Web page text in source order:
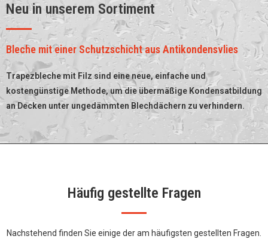
Neu in unserem Sortiment
Bleche mit einer Schutzschicht aus Antikondensvlies
Trapezbleche mit Filz sind eine neue, einfache und
kostengünstige Methode, um die übermäßige Kondensatbildung
an Decken unter ungedämmten Blechdächern zu verhindern.
Häufig gestellte Fragen
Nachstehend finden Sie einige der am häufigsten gestellten Fragen.